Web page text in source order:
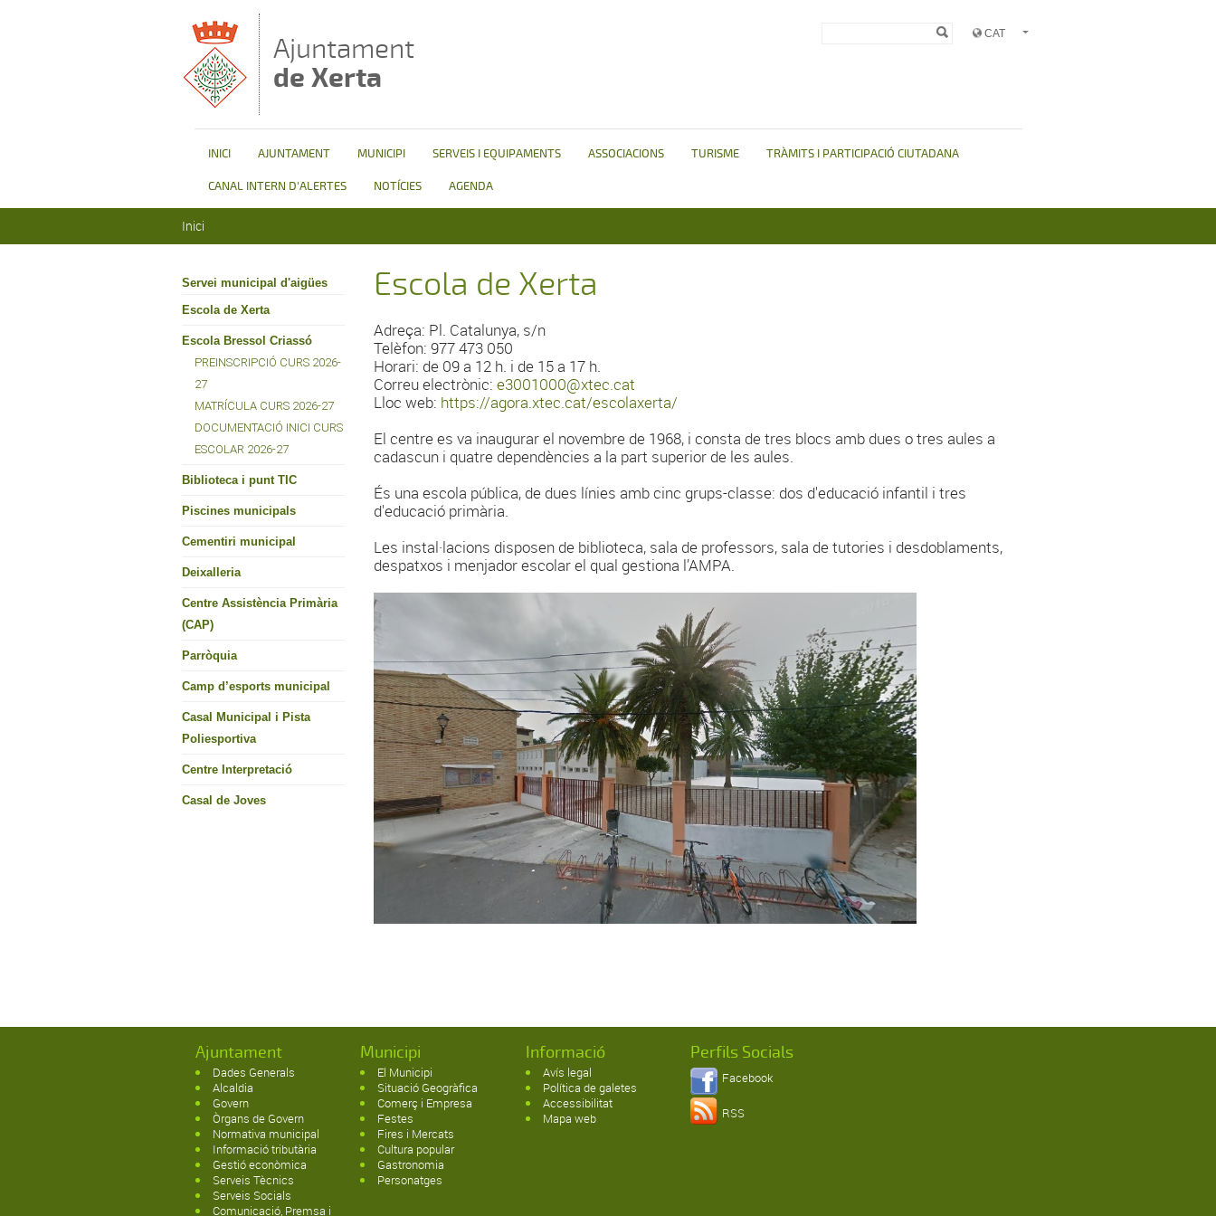
Ajuntament
de Xerta
INICI AJUNTAMENT MUNICIPI SERVEIS I EQUIPAMENTS ASSOCIACIONS TURISME TRÀMITS I PARTICIPACIÓ CIUTADANA
CANAL INTERN D'ALERTES NOTÍCIES AGENDA
Inici
Servei municipal d'aigües
Escola de Xerta
Escola Bressol Criassó
PREINSCRIPCIÓ CURS 2026-
27
MATRÍCULA CURS 2026-27
DOCUMENTACIÓ INICI CURS
ESCOLAR 2026-27
Biblioteca i punt TIC
Piscines municipals
Cementiri municipal
Deixalleria
Centre Assistència Primària
(CAP)
Parròquia
Camp d’esports municipal
Casal Municipal i Pista
Poliesportiva
Centre Interpretació
Casal de Joves
Escola de Xerta
Adreça: Pl. Catalunya, s/n
Telèfon: 977 473 050
Horari: de 09 a 12 h. i de 15 a 17 h.
Correu electrònic: e3001000@xtec.cat
Lloc web: https://agora.xtec.cat/escolaxerta/
El centre es va inaugurar el novembre de 1968, i consta de tres blocs amb dues o tres aules a
cadascun i quatre dependències a la part superior de les aules.
És una escola pública, de dues línies amb cinc grups-classe: dos d'educació infantil i tres
d'educació primària.
Les instal·lacions disposen de biblioteca, sala de professors, sala de tutories i desdoblaments,
despatxos i menjador escolar el qual gestiona l’AMPA.
Ajuntament
Dades Generals
Alcaldia
Govern
Òrgans de Govern
Normativa municipal
Informació tributària
Gestió econòmica
Serveis Tècnics
Serveis Socials
Comunicació, Premsa i
Municipi
El Municipi
Situació Geogràfica
Comerç i Empresa
Festes
Fires i Mercats
Cultura popular
Gastronomia
Personatges
Informació
Avís legal
Política de galetes
Accessibilitat
Mapa web
Perfils Socials
Facebook
RSS